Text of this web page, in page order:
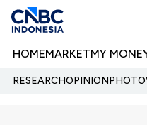
HOMEMARKETMY
RESEARCHOPINIONPHOTO